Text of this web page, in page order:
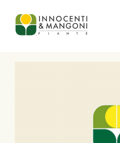
Skip to main content